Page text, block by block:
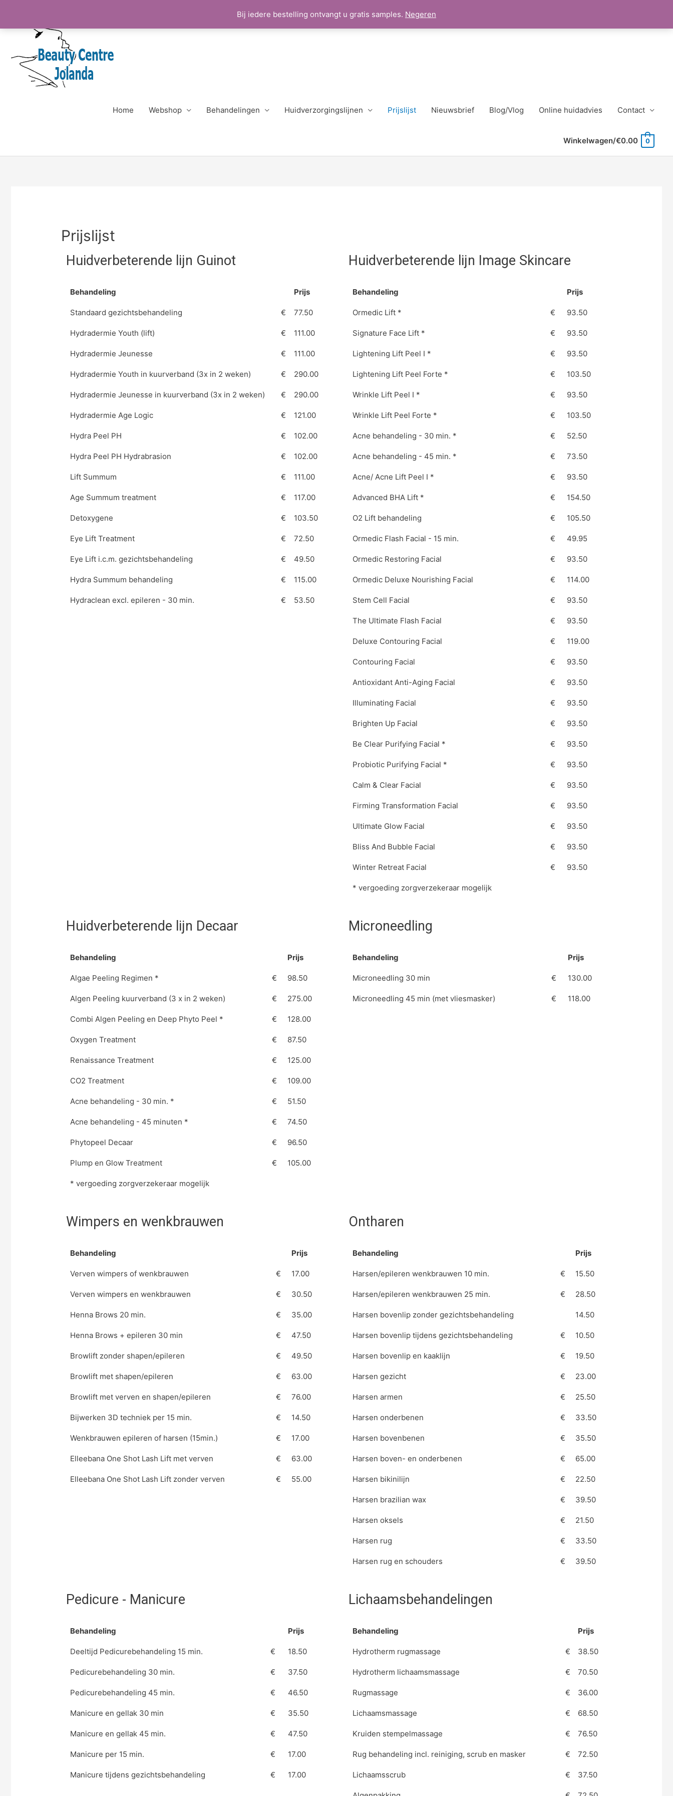
Bij iedere bestelling ontvangt u gratis samples. Negeren
Home Webshop Behandelingen Huidverzorgingslijnen Prijslijst Nieuwsbrief Blog/Vlog Online huidadvies Contact
Winkelwagen/€0.00 0
Prijslijst
Huidverbeterende lijn Guinot
Behandeling Prijs
Standaard gezichtsbehandeling € 77.50
Hydradermie Youth (lift) € 111.00
Hydradermie Jeunesse € 111.00
Hydradermie Youth in kuurverband (3x in 2 weken) € 290.00
Hydradermie Jeunesse in kuurverband (3x in 2 weken) € 290.00
Hydradermie Age Logic € 121.00
Hydra Peel PH € 102.00
Hydra Peel PH Hydrabrasion € 102.00
Lift Summum € 111.00
Age Summum treatment € 117.00
Detoxygene € 103.50
Eye Lift Treatment € 72.50
Eye Lift i.c.m. gezichtsbehandeling € 49.50
Hydra Summum behandeling € 115.00
Hydraclean excl. epileren - 30 min. € 53.50
Huidverbeterende lijn Image Skincare
Behandeling Prijs
Ormedic Lift * € 93.50
Signature Face Lift * € 93.50
Lightening Lift Peel I * € 93.50
Lightening Lift Peel Forte * € 103.50
Wrinkle Lift Peel I * € 93.50
Wrinkle Lift Peel Forte * € 103.50
Acne behandeling - 30 min. * € 52.50
Acne behandeling - 45 min. * € 73.50
Acne/ Acne Lift Peel I * € 93.50
Advanced BHA Lift * € 154.50
O2 Lift behandeling € 105.50
Ormedic Flash Facial - 15 min. € 49.95
Ormedic Restoring Facial € 93.50
Ormedic Deluxe Nourishing Facial € 114.00
Stem Cell Facial € 93.50
The Ultimate Flash Facial € 93.50
Deluxe Contouring Facial € 119.00
Contouring Facial € 93.50
Antioxidant Anti-Aging Facial € 93.50
Illuminating Facial € 93.50
Brighten Up Facial € 93.50
Be Clear Purifying Facial * € 93.50
Probiotic Purifying Facial * € 93.50
Calm & Clear Facial € 93.50
Firming Transformation Facial € 93.50
Ultimate Glow Facial € 93.50
Bliss And Bubble Facial € 93.50
Winter Retreat Facial € 93.50
* vergoeding zorgverzekeraar mogelijk
Huidverbeterende lijn Decaar
Behandeling Prijs
Algae Peeling Regimen * € 98.50
Algen Peeling kuurverband (3 x in 2 weken) € 275.00
Combi Algen Peeling en Deep Phyto Peel * € 128.00
Oxygen Treatment € 87.50
Renaissance Treatment € 125.00
CO2 Treatment € 109.00
Acne behandeling - 30 min. * € 51.50
Acne behandeling - 45 minuten * € 74.50
Phytopeel Decaar € 96.50
Plump en Glow Treatment € 105.00
* vergoeding zorgverzekeraar mogelijk
Microneedling
Behandeling Prijs
Microneedling 30 min € 130.00
Microneedling 45 min (met vliesmasker) € 118.00
Wimpers en wenkbrauwen
Behandeling Prijs
Verven wimpers of wenkbrauwen € 17.00
Verven wimpers en wenkbrauwen € 30.50
Henna Brows 20 min. € 35.00
Henna Brows + epileren 30 min € 47.50
Browlift zonder shapen/epileren € 49.50
Browlift met shapen/epileren € 63.00
Browlift met verven en shapen/epileren € 76.00
Bijwerken 3D techniek per 15 min. € 14.50
Wenkbrauwen epileren of harsen (15min.) € 17.00
Elleebana One Shot Lash Lift met verven € 63.00
Elleebana One Shot Lash Lift zonder verven € 55.00
Ontharen
Behandeling Prijs
Harsen/epileren wenkbrauwen 10 min. € 15.50
Harsen/epileren wenkbrauwen 25 min. € 28.50
Harsen bovenlip zonder gezichtsbehandeling 14.50
Harsen bovenlip tijdens gezichtsbehandeling € 10.50
Harsen bovenlip en kaaklijn € 19.50
Harsen gezicht € 23.00
Harsen armen € 25.50
Harsen onderbenen € 33.50
Harsen bovenbenen € 35.50
Harsen boven- en onderbenen € 65.00
Harsen bikinilijn € 22.50
Harsen brazilian wax € 39.50
Harsen oksels € 21.50
Harsen rug € 33.50
Harsen rug en schouders € 39.50
Pedicure - Manicure
Behandeling Prijs
Deeltijd Pedicurebehandeling 15 min. € 18.50
Pedicurebehandeling 30 min. € 37.50
Pedicurebehandeling 45 min. € 46.50
Manicure en gellak 30 min € 35.50
Manicure en gellak 45 min. € 47.50
Manicure per 15 min. € 17.00
Manicure tijdens gezichtsbehandeling € 17.00
Lichaamsbehandelingen
Behandeling Prijs
Hydrotherm rugmassage € 38.50
Hydrotherm lichaamsmassage € 70.50
Rugmassage € 36.00
Lichaamsmassage € 68.50
Kruiden stempelmassage € 76.50
Rug behandeling incl. reiniging, scrub en masker € 72.50
Lichaamsscrub € 37.50